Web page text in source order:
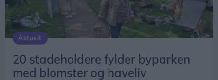
Aktuelt
20 stadeholdere fylder byparken
med blomster og haveliv